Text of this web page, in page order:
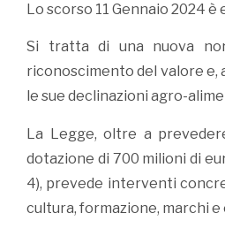
Lo scorso 11 Gennaio 2024
Si tratta di una nuova
riconoscimento del valore e,
le sue declinazioni agro-
La Legge, oltre a
dotazione di 700 milioni di
4), prevede interventi
cultura, formazione, marchi